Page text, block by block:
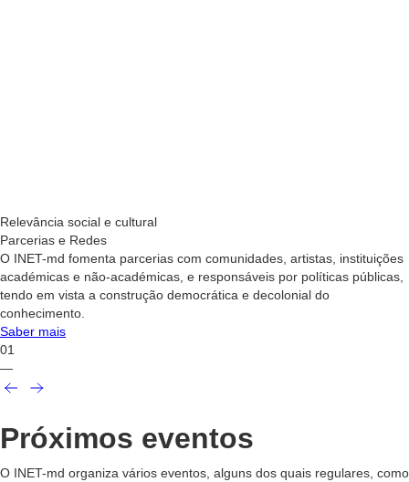
Relevância social e cultural
Parcerias e Redes
O INET-md fomenta parcerias com comunidades, artistas, instituições
académicas e não-académicas, e responsáveis por políticas públicas,
tendo em vista a construção democrática e decolonial do
conhecimento.
Saber mais
01
—
Próximos eventos
O INET-md organiza vários eventos, alguns dos quais regulares, como